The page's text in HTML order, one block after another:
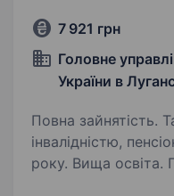
7 921 грн
Головне
України в
Повна зайнятість.
інвалідністю,
року. Вища освіта. Привіт! Запрошуємо